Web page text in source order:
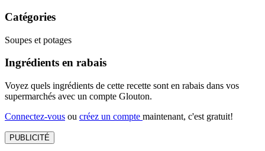
Catégories
Soupes et potages
Ingrédients en rabais
Voyez quels ingrédients de cette recette sont en rabais dans vos
supermarchés avec un compte Glouton.
Connectez-vous ou créez un compte maintenant, c'est gratuit!
PUBLICITÉ